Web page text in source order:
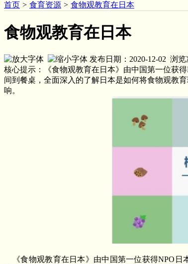
首页 > 食育资源 > 食物观教育在日本
食物观教育在日本
发布日期：2020-12-02 浏览
核心提示：《食物观教育在日本》由中国第一位获
间到餐桌，全面深入的了解日本是如何将食物观教
响。
《食物观教育在日本》由中国第一位获得NPO日